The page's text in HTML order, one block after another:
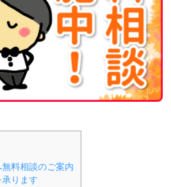
料相談のご案内
ります